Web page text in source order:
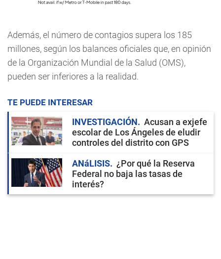
Además, el número de contagios supera los 185
millones, según los balances oficiales que, en opinión
de la Organización Mundial de la Salud (OMS),
pueden ser inferiores a la realidad.
TE PUEDE INTERESAR
INVESTIGACIÓN
Acusan a exjefe
escolar de Los Ángeles de eludir
controles del distrito con GPS
ANáLISIS
¿Por qué la Reserva
Federal no baja las tasas de
interés?